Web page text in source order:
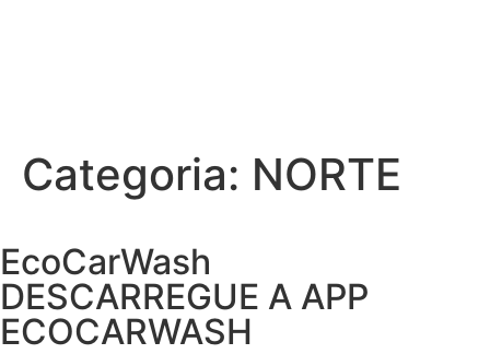
Categoria: NORTE
EcoCarWash
DESCARREGUE A APP
ECOCARWASH